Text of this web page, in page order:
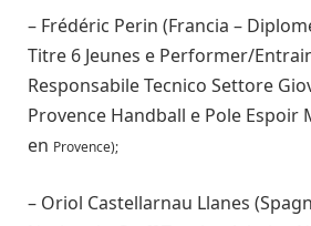
– Frédéric Perin (Francia –
Titre 6 Jeunes e Performer/
Responsabile Tecnico Settore
Provence Handball e Pole Espoir
en Provence);
– Oriol Castellarnau Llanes